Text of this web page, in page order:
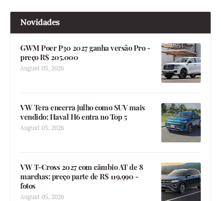
Novidades
GWM Poer P30 2027 ganha versão Pro -
preço R$ 205.000
August 05, 2026
VW Tera encerra julho como SUV mais
vendido; Haval H6 entra no Top 5
August 05, 2026
VW T-Cross 2027 com câmbio AT de 8
marchas: preço parte de R$ 119.990 -
fotos
August 05, 2026